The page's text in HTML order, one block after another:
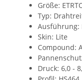
Größe:
Typ:
Ausführung:
Skin: Lite
Compound:
Druck: 6,0 -